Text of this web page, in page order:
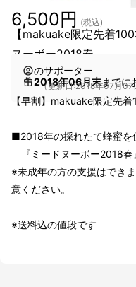
【makuake限定先着
ヌーボー2018春
6,500円 (税込)
のサポーター
2018年06月末までに
（更新日:2018年07月07
【早割】makuake限定先着
■2018年の採れたて蜂蜜を
『ミードヌーボー2018
※未成年の方の支援はでき
意ください。
※送料込の値段です